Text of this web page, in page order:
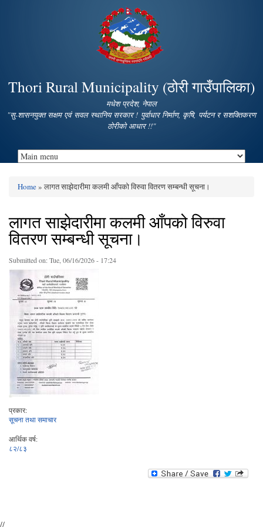
main
content
Thori Rural Municipality (ठोरी गाउँपालिका)
मधेश प्रदेश, नेपाल
"सु-शासनयुक्त सक्षम एवं सवल स्थानिय सरकार ! पुर्वाधार निर्माण, कृषि, पर्यटन र सशक्तिकरण
ठोरीको आधार !!"
Home» लागत साझेदारीमा कलमी आँपको विरुवा वितरण सम्बन्धी सूचना।
लागत साझेदारीमा कलमी आँपको विरुवा
वितरण सम्बन्धी सूचना।
Submitted on:Tue, 06/16/2026 - 17:24
प्रकार:
सूचना तथा समाचार
आर्थिक वर्ष:
८२/८३
//